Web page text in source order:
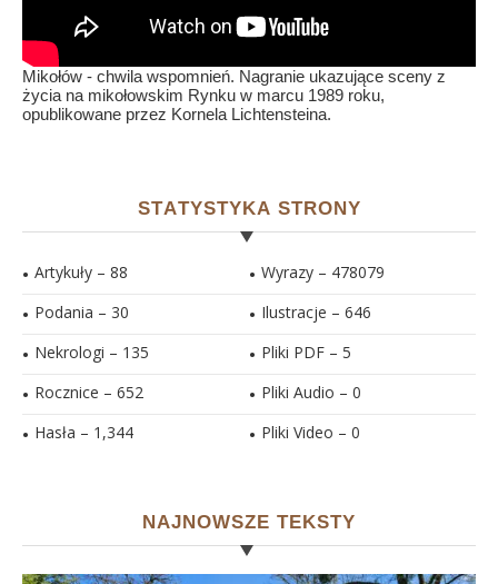
Mikołów - chwila wspomnień. Nagranie ukazujące sceny z
życia na mikołowskim Rynku w marcu 1989 roku,
opublikowane przez Kornela Lichtensteina.
STATYSTYKA STRONY
Artykuły – 88
Podania – 30
Nekrologi – 135
Rocznice – 652
Hasła – 1,344
Wyrazy – 478079
Ilustracje – 646
Pliki PDF – 5
Pliki Audio – 0
Pliki Video – 0
NAJNOWSZE TEKSTY